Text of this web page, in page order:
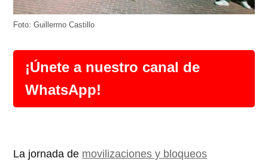
Foto: Guillermo Castillo
¡Únete a nuestro canal de
WhatsApp!
La jornada de movilizaciones y bloqueos